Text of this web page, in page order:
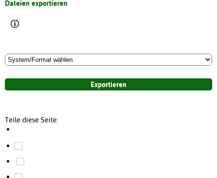
Dateien exportieren
Teile diese Seite: